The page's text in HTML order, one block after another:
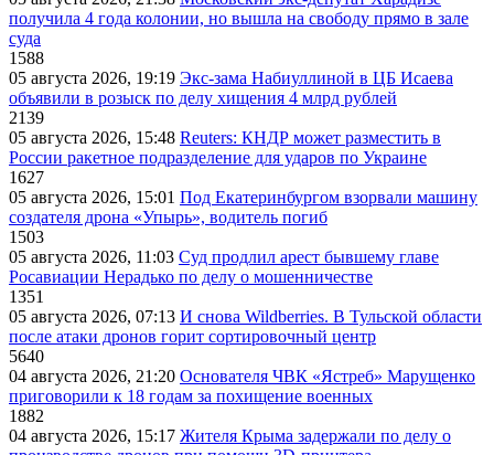
получила 4 года колонии, но вышла на свободу прямо в зале
суда
1588
05 августа 2026, 19:19 Экс-зама Набиуллиной в ЦБ Исаева
объявили в розыск по делу хищения 4 млрд рублей
2139
05 августа 2026, 15:48 Reuters: КНДР может разместить в
России ракетное подразделение для ударов по Украине
1627
05 августа 2026, 15:01 Под Екатеринбургом взорвали машину
создателя дрона «Упырь», водитель погиб
1503
05 августа 2026, 11:03 Суд продлил арест бывшему главе
Росавиации Нерадько по делу о мошенничестве
1351
05 августа 2026, 07:13 И снова Wildberries. В Тульской области
после атаки дронов горит сортировочный центр
5640
04 августа 2026, 21:20 Основателя ЧВК «Ястреб» Марущенко
приговорили к 18 годам за похищение военных
1882
04 августа 2026, 15:17 Жителя Крыма задержали по делу о